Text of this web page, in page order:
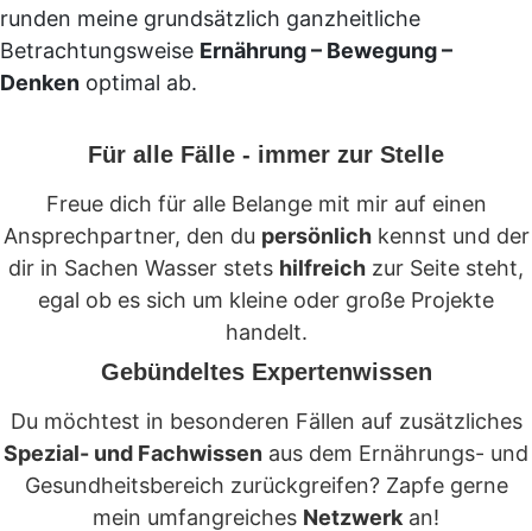
runden meine grundsätzlich ganzheitliche
Betrachtungsweise Ernährung – Bewegung –
Denken optimal ab.
Für alle Fälle - immer zur Stelle
Freue dich für alle Belange mit mir auf einen
Ansprechpartner, den du persönlichkennst und der
dir in Sachen Wasser stets hilfreich zur Seite steht,
egal ob es sich um kleine oder große Projekte
handelt.
Gebündeltes Expertenwissen
Du möchtest in besonderen Fällen auf zusätzliches
Spezial- und Fachwissen aus dem Ernährungs- und
Gesundheitsbereich zurückgreifen? Zapfe gerne
mein umfangreiches Netzwerk an!